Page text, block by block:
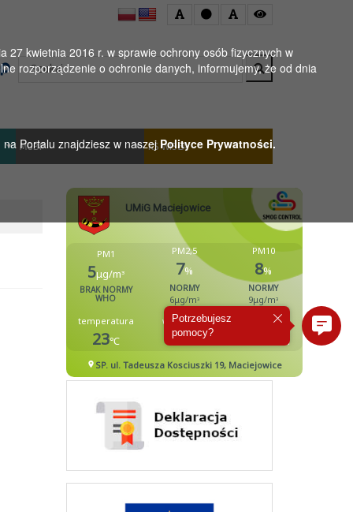
27 kwietnia 2016 r. w sprawie ochrony osób fizycznych w
rozporządzenie o ochronie danych, informujemy, że od dnia
Portalu znajdziesz w naszejPolityce Prywatności.
Wyszukaj
MGBP KS WISŁA
Potrzebujesz
pomocy?